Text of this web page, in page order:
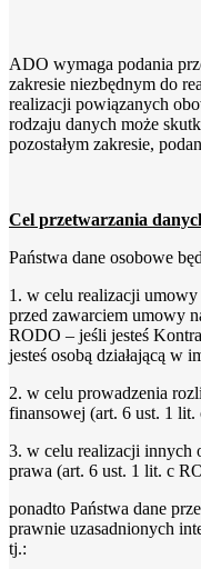
ADO wymaga podania
zakresie niezbędnym do
realizacji powiązanych
rodzaju danych może
pozostałym zakresie,
Cel przetwarzania
Państwa dane osobowe
1. w celu realizacji umowy
przed zawarciem umowy
RODO – jeśli jesteś
jesteś osobą działającą w
2. w celu prowadzenia
finansowej (art. 6 ust. 1
3. w celu realizacji innych
prawa (art. 6 ust. 1 lit. c
ponadto Państwa dane
prawnie uzasadnionych
tj.: